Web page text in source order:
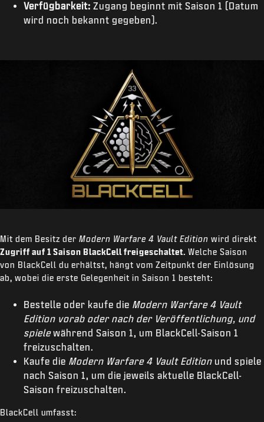
Verfügbarkeit: Zugang beginnt mit Saison 1 (Datum
wird noch bekannt gegeben).
Mit dem Besitz der Modern Warfare 4 Vault Edition wird direkt
Zugriff auf 1 Saison BlackCell freigeschaltet. Welche Saison
von BlackCell du erhältst, hängt vom Zeitpunkt der Einlösung
ab, wobei die erste Gelegenheit in Saison 1 besteht:
Bestelle oder kaufe die Modern Warfare 4 Vault
Edition vorab oder nach der Veröffentlichung, und
spielewährend Saison 1, um BlackCell-Saison 1
freizuschalten.
Kaufe die Modern Warfare 4 Vault Edition und spiele
nach Saison 1, um die jeweils aktuelle BlackCell-
Saison freizuschalten.
BlackCell umfasst: